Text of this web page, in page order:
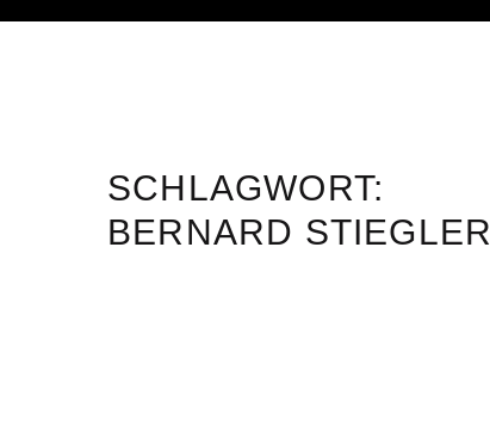
SCHLAGWORT:
BERNARD STIEGLER